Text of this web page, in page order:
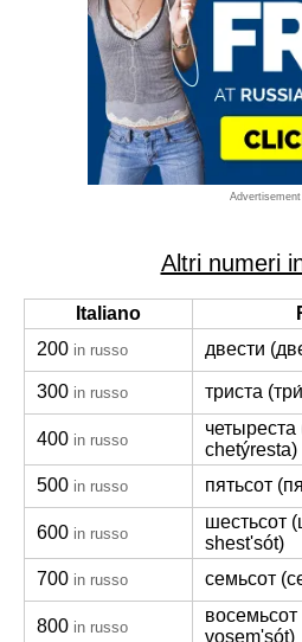
Advertisement
Altri numeri
Italiano
200 in russo двести
300 in russo триста
400 in russo
четыреста
chetýresta)
500 in russo пятьсот
600 in russo
шестьсот
shest'sót)
700 in russo семьсот
800 in russo
vosem'sót)